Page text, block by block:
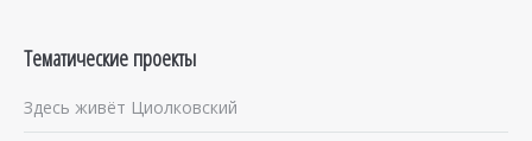
Тематические проекты
Здесь живёт Циолковский